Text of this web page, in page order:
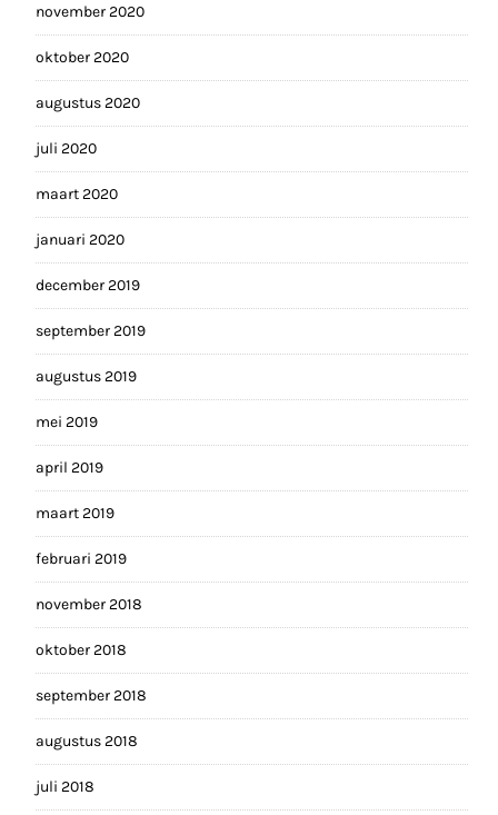
november 2020
oktober 2020
augustus 2020
juli 2020
maart 2020
januari 2020
december 2019
september 2019
augustus 2019
mei 2019
april 2019
maart 2019
februari 2019
november 2018
oktober 2018
september 2018
augustus 2018
juli 2018